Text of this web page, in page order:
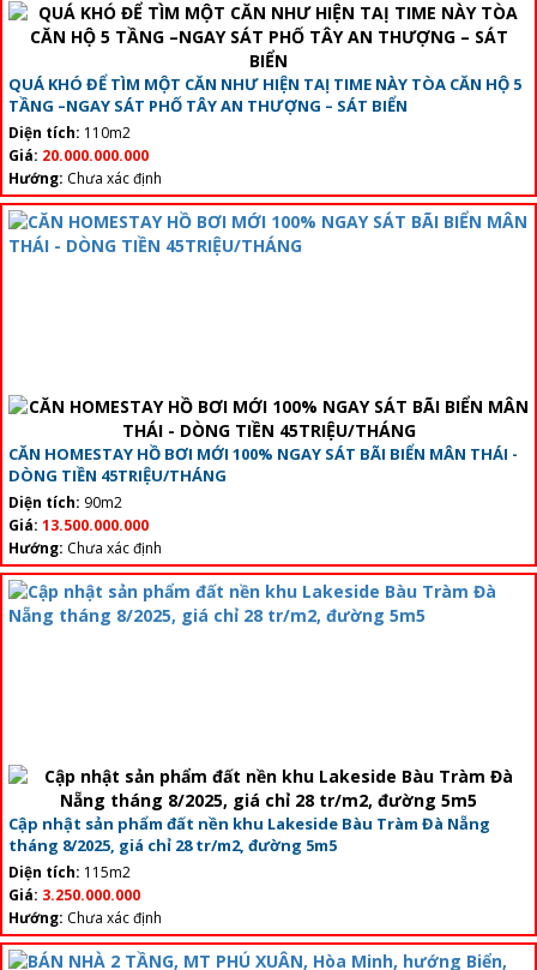
QUÁ KHÓ ĐỂ TÌM MỘT CĂN NHƯ HIỆN TAỊ TIME NÀY TÒA CĂN HỘ 5
TẦNG –NGAY SÁT PHỐ TÂY AN THƯỢNG – SÁT BIỂN
Diện tích: 110m2
Giá: 20.000.000.000
Hướng: Chưa xác định
CĂN HOMESTAY HỒ BƠI MỚI 100% NGAY SÁT BÃI BIỂN MÂN THÁI -
DÒNG TIỀN 45TRIỆU/THÁNG
Diện tích: 90m2
Giá: 13.500.000.000
Hướng: Chưa xác định
Cập nhật sản phẩm đất nền khu Lakeside Bàu Tràm Đà Nẵng
tháng 8/2025, giá chỉ 28 tr/m2, đường 5m5
Diện tích: 115m2
Giá: 3.250.000.000
Hướng: Chưa xác định